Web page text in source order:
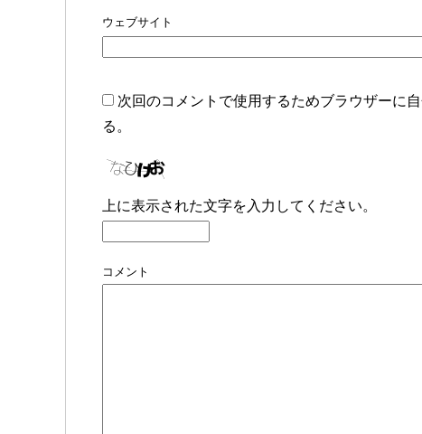
ウェブサイト
次回のコメントで使用するためブラウザーに
る。
上に表示された文字を入力してください。
コメント